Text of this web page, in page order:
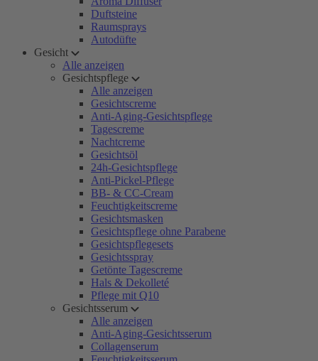
Duftsteine
Raumsprays
Autodüfte
Gesicht
Alle anzeigen
Gesichtspflege
Alle anzeigen
Gesichtscreme
Anti-Aging-Gesichtspflege
Tagescreme
Nachtcreme
Gesichtsöl
24h-Gesichtspflege
Anti-Pickel-Pflege
BB- & CC-Cream
Feuchtigkeitscreme
Gesichtsmasken
Gesichtspflege ohne Parabene
Gesichtspflegesets
Gesichtsspray
Getönte Tagescreme
Hals & Dekolleté
Pflege mit Q10
Gesichtsserum
Alle anzeigen
Anti-Aging-Gesichtsserum
Collagenserum